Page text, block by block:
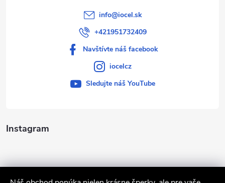
Instagram
info@iocel.sk
+421951732409
Navštívte náš facebook
iocelcz
Sledujte náš YouTube